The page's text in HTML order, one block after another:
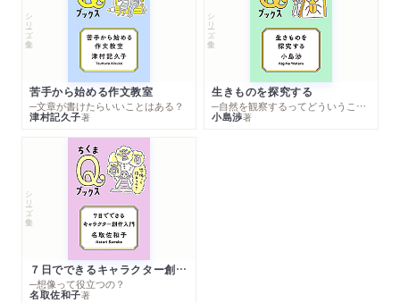
シリーズ・全集
苦手から始める作文教室
─文章が書けたらいいことはある？
津村記久子著
シリーズ・全集
生きものを探究する
─自然を観察するってどういうこと？
小島渉著
シリーズ・全集
７日でできるキャラクター創作入門
─想像って役立つの？
名取佐和子著